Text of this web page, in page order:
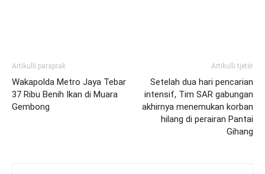
Artikulli paraprak
Wakapolda Metro Jaya Tebar
37 Ribu Benih Ikan di Muara
Gembong
Artikulli tjetër
Setelah dua hari pencarian
intensif, Tim SAR gabungan
akhirnya menemukan korban
hilang di perairan Pantai
Gihang